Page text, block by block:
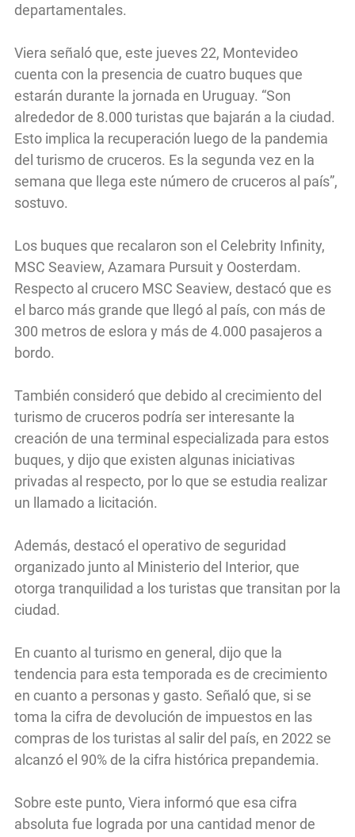
departamentales.
Viera señaló que, este jueves 22, Montevideo
cuenta con la presencia de cuatro buques que
estarán durante la jornada en Uruguay. “Son
alrededor de 8.000 turistas que bajarán a la ciudad.
Esto implica la recuperación luego de la pandemia
del turismo de cruceros. Es la segunda vez en la
semana que llega este número de cruceros al país”,
sostuvo.
Los buques que recalaron son el Celebrity Infinity,
MSC Seaview, Azamara Pursuit y Oosterdam.
Respecto al crucero MSC Seaview, destacó que es
el barco más grande que llegó al país, con más de
300 metros de eslora y más de 4.000 pasajeros a
bordo.
También consideró que debido al crecimiento del
turismo de cruceros podría ser interesante la
creación de una terminal especializada para estos
buques, y dijo que existen algunas iniciativas
privadas al respecto, por lo que se estudia realizar
un llamado a licitación.
Además, destacó el operativo de seguridad
organizado junto al Ministerio del Interior, que
otorga tranquilidad a los turistas que transitan por la
ciudad.
En cuanto al turismo en general, dijo que la
tendencia para esta temporada es de crecimiento
en cuanto a personas y gasto. Señaló que, si se
toma la cifra de devolución de impuestos en las
compras de los turistas al salir del país, en 2022 se
alcanzó el 90% de la cifra histórica prepandemia.
Sobre este punto, Viera informó que esa cifra
absoluta fue lograda por una cantidad menor de